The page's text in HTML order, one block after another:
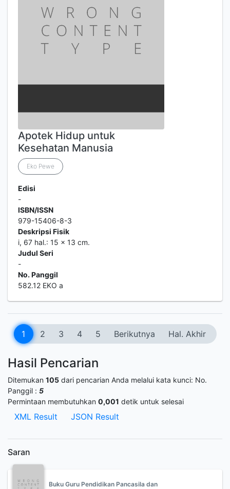
Apotek Hidup untuk
Kesehatan Manusia
Eko Pewe
Edisi
-
ISBN/ISSN
979-15406-8-3
Deskripsi Fisik
i, 67 hal.: 15 x 13 cm.
Judul Seri
-
No. Panggil
582.12 EKO a
1 2 3 4 5 Berikutnya Hal. Akhir
Hasil Pencarian
Ditemukan 105 dari pencarian Anda melalui kata kunci: No.
Panggil : 5
Permintaan membutuhkan 0,001 detik untuk selesai
XML Result JSON Result
Saran
Buku Guru Pendidikan Pancasila dan